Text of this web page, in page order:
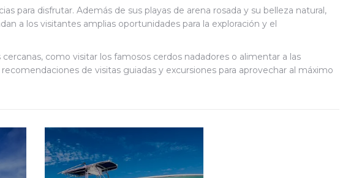
para disfrutar. Además de sus playas de arena rosada y su belleza natural,
a los visitantes amplias oportunidades para la exploración y el
como visitar los famosos cerdos nadadores o alimentar a las
de visitas guiadas y excursiones para aprovechar al máximo